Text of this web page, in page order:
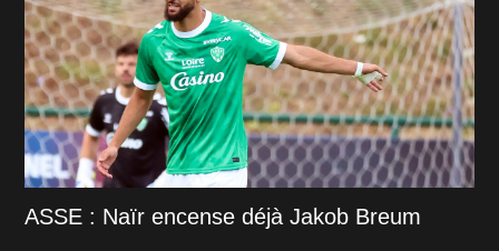
ASSE : Naïr encense déjà Jakob Breum